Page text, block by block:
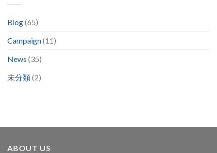
Blog(65)
Campaign(11)
News (35)
未分類(2)
ABOUT US